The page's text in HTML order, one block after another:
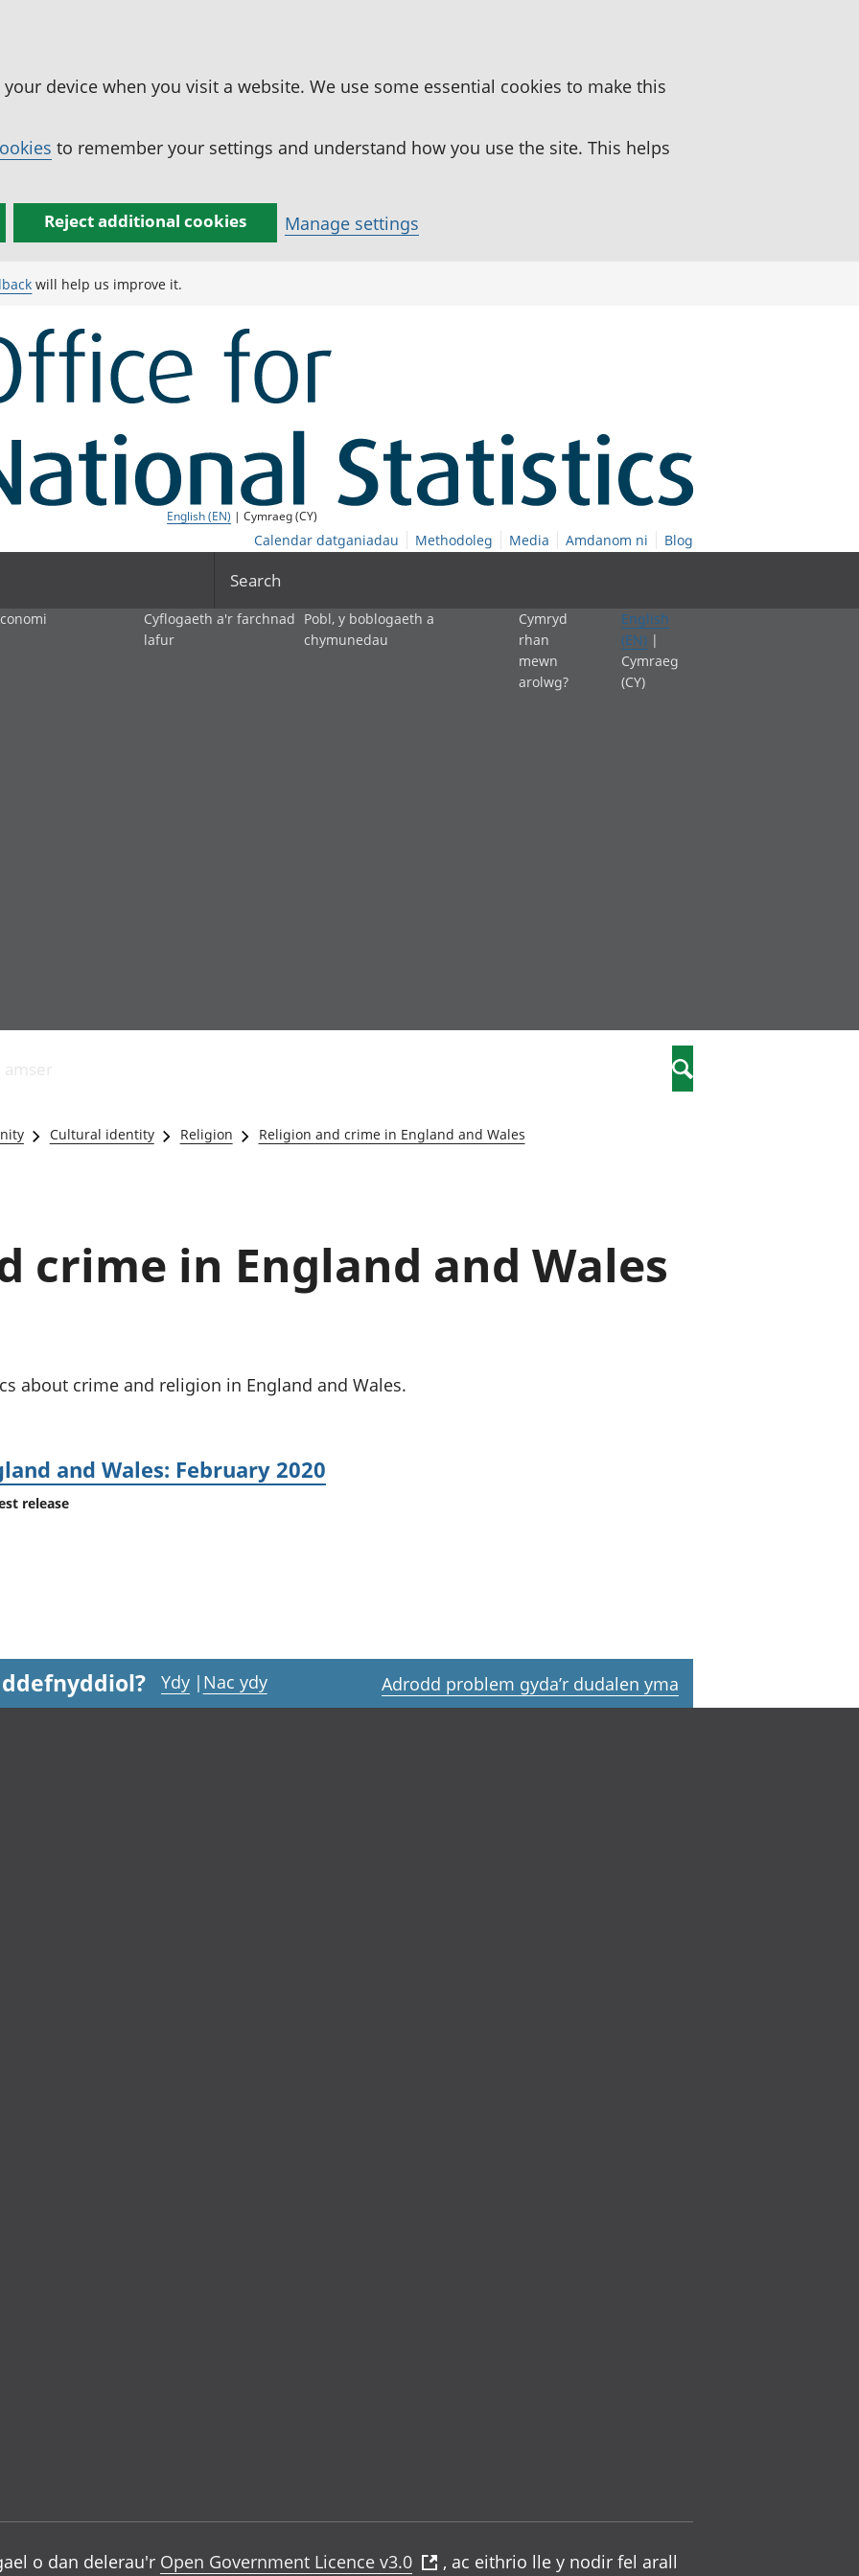
device when you visit a website. We use some essential cookies to make this
to remember your settings and understand how you use the site. This helps
Reject additional cookies Manage settings
will help us improve it.
English (EN) | Cymraeg (CY)
Calendar datganiadau Methodoleg Media Amdanom ni Blog
Search
amgylcheddol
Llwodraeth, y sector
Gros
Mynegeion
ymddiriedolaethau
Cyflogaeth a'r farchnad
lafur
Pobl, y boblogaeth a
chymunedau
Hunaniaeth ddiwylliannol
Addysg a gofal plant
Hamdden a thwristiaeth
Lles
Cymryd
rhan
mewn
arolwg?
English
(EN) |
Cymraeg
(CY)
amser Search
Cultural identity Religion Religion and crime in England and Wales
crime in England and Wales
about crime and religion in England and Wales.
and Wales: February 2020
release
Ydy | Nac ydy Adrodd problem gyda’r dudalen yma
o dan delerau'r Open Government Licence v3.0 , ac eithrio lle y nodir fel arall